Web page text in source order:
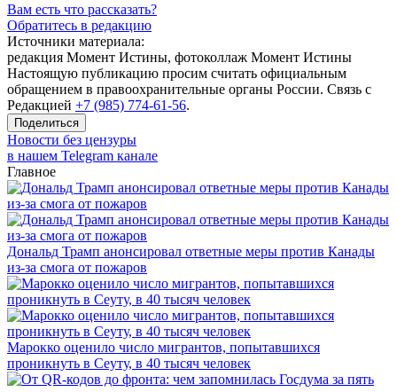
Вам есть что рассказать?
Обратитесь в редакцию
Источники материала:
редакция Момент Истины, фотоколлаж Момент Истины
Настоящую публикацию просим считать официальным
обращением в правоохранительные органы России. Связь с
Редакцией +7 (985) 774-61-56.
Поделиться
Новости без цензуры
в нашем Telegram канале
Главное
Дональд Трамп анонсировал ответные меры против Канады
из-за смога от пожаров
Марокко оценило число мигрантов, попытавшихся
проникнуть в Сеуту, в 40 тысяч человек